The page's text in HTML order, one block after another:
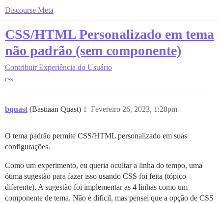
Discourse Meta
CSS/HTML Personalizado em tema
não padrão (sem componente)
Contribuir Experiência do Usuário
css
bquast (Bastiaan Quast) Fevereiro 26, 2023, 1:28pm
1
O tema padrão permite CSS/HTML personalizado em suas
configurações.
Como um experimento, eu queria ocultar a linha do tempo, uma
ótima sugestão para fazer isso usando CSS foi feita (tópico
diferente). A sugestão foi implementar as 4 linhas como um
componente de tema. Não é difícil, mas pensei que a opção de CSS